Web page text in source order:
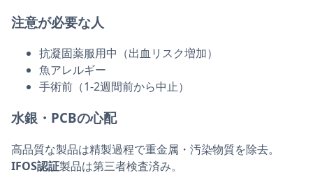
注意が必要な人
抗凝固薬服用中（出血リスク増加）
魚アレルギー
手術前（1-2週間前から中止）
水銀・PCBの心配
高品質な製品は精製過程で重金属・汚染物質を除去。
IFOS認証製品は第三者検査済み。